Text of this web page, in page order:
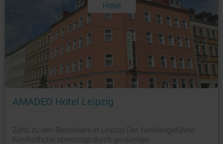
Hotel
Foto: © booking.com
AMADEO Hotel Leipzig
Zählt zu den Bestsellern in Leipzig Das familiengeführte
Komforthotel überzeugt durch geräumige